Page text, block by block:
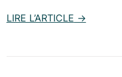
LIRE L’ARTICLE →